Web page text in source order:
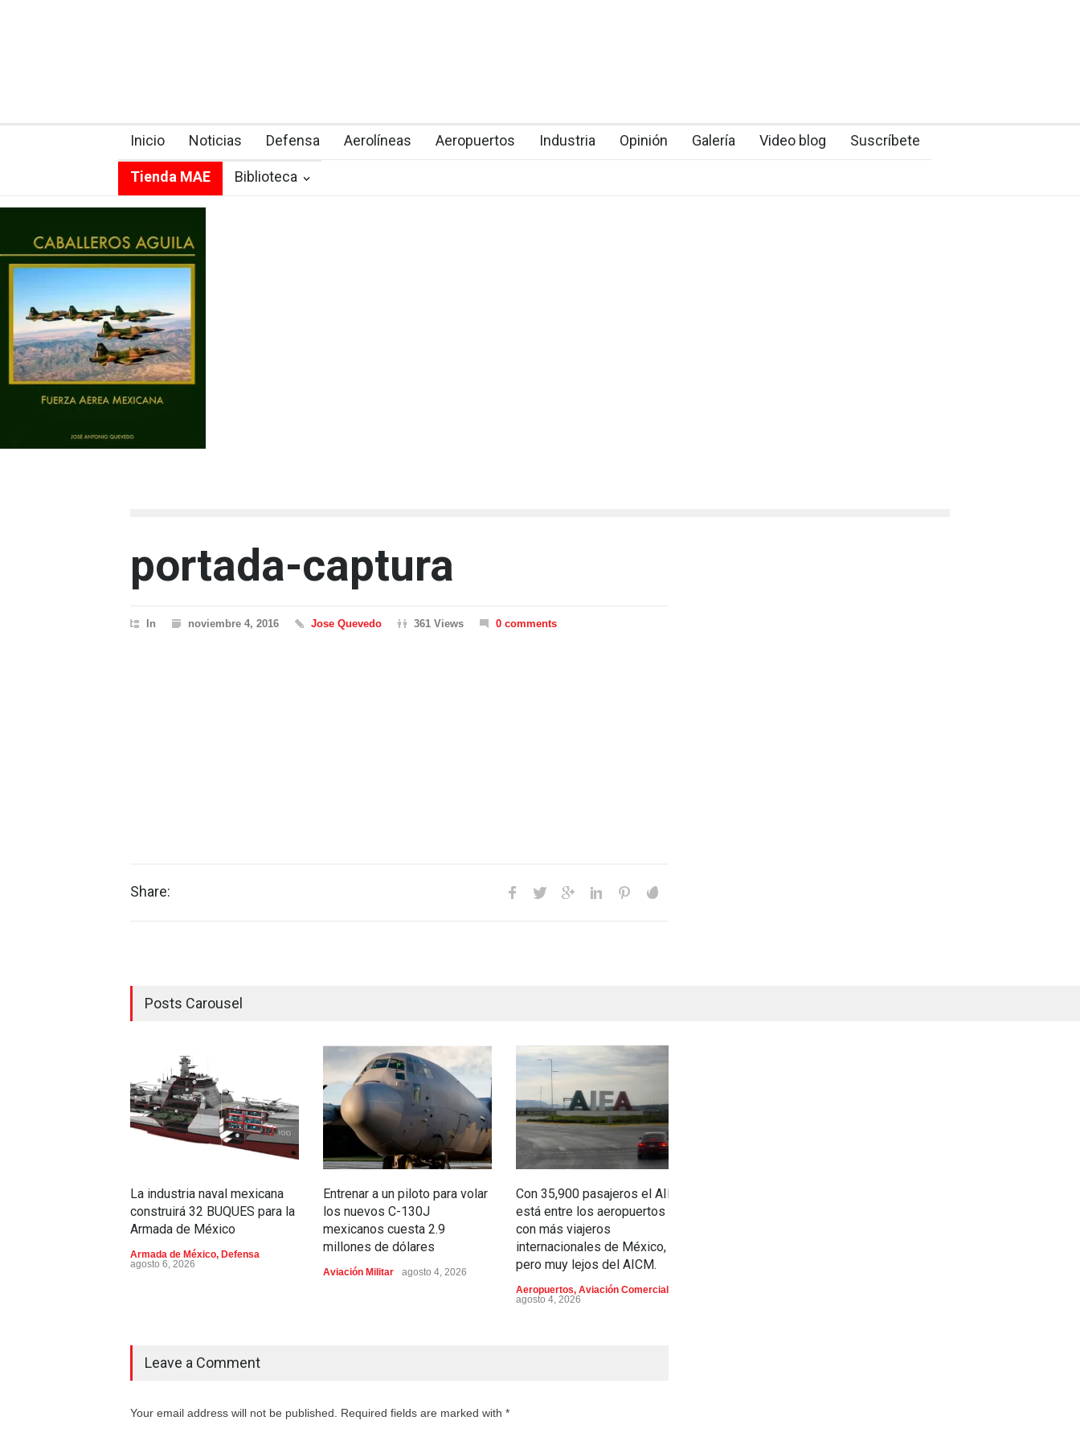
Inicio Noticias Defensa Aerolíneas Aeropuertos Industria Opinión Galería Video blog Suscríbete
Tienda MAE Biblioteca
portada-captura
In noviembre 4, 2016 Jose Quevedo 361 Views 0 comments
Share:
Posts Carousel
La industria naval mexicana
construirá 32 BUQUES para la
Armada de México
Armada de México, Defensa
agosto 6, 2026
Entrenar a un piloto para volar
los nuevos C-130J
mexicanos cuesta 2.9
millones de dólares
Aviación Militar agosto 4, 2026
Con 35,900 pasajeros el AIFA
está entre los aeropuertos
con más viajeros
internacionales de México,
pero muy lejos del AICM.
Aeropuertos, Aviación Comercial
agosto 4, 2026
Leave a Comment
Your email address will not be published. Required fields are marked with *